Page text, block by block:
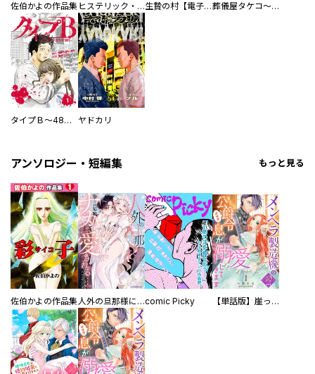
佐伯かよの作品集 ヒステリック・ハーレム～搾られる男と堕ちる女～【電子単行本版】 生贄の村【電子単行本版】 葬儀屋タケコ～あなたの最期、叶えます【電子単行本版】
タイプＢ～48時間後、致死率100％～【単話】 ヤドカリ
アンソロジー・短編集 もっと見る
佐伯かよの作品集 人外の旦那様に娶られ毎晩ナカまで愛される…。アンソロジーcomic Picky 【単話版】崖っぷち令嬢ですが、意地と策略で幸せになります！シリーズ